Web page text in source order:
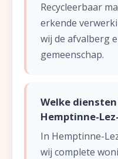
Recycleerbaar
erkende
wij de afvalberg
gemeenschap.
Welke
Hemptinne-
In Hemptinne-
wij complete